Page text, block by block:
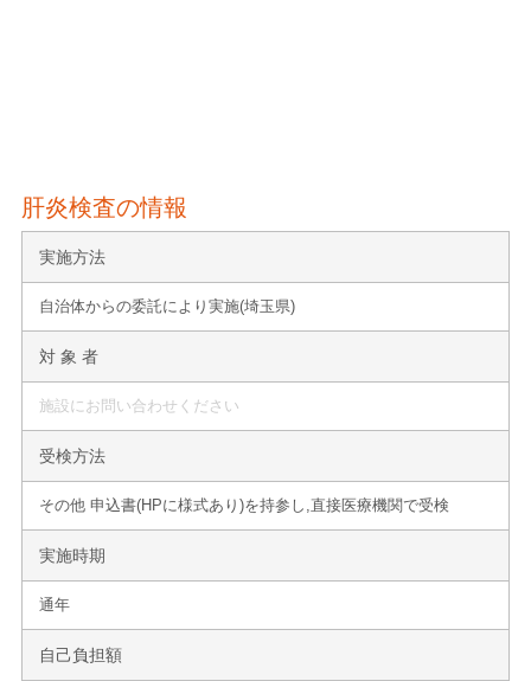
肝炎検査の情報
実施方法
自治体からの委託により実施(埼玉県)
対 象 者
施設にお問い合わせください
受検方法
その他 申込書(HPに様式あり)を持参し,直接医療機関で受検
実施時期
通年
自己負担額